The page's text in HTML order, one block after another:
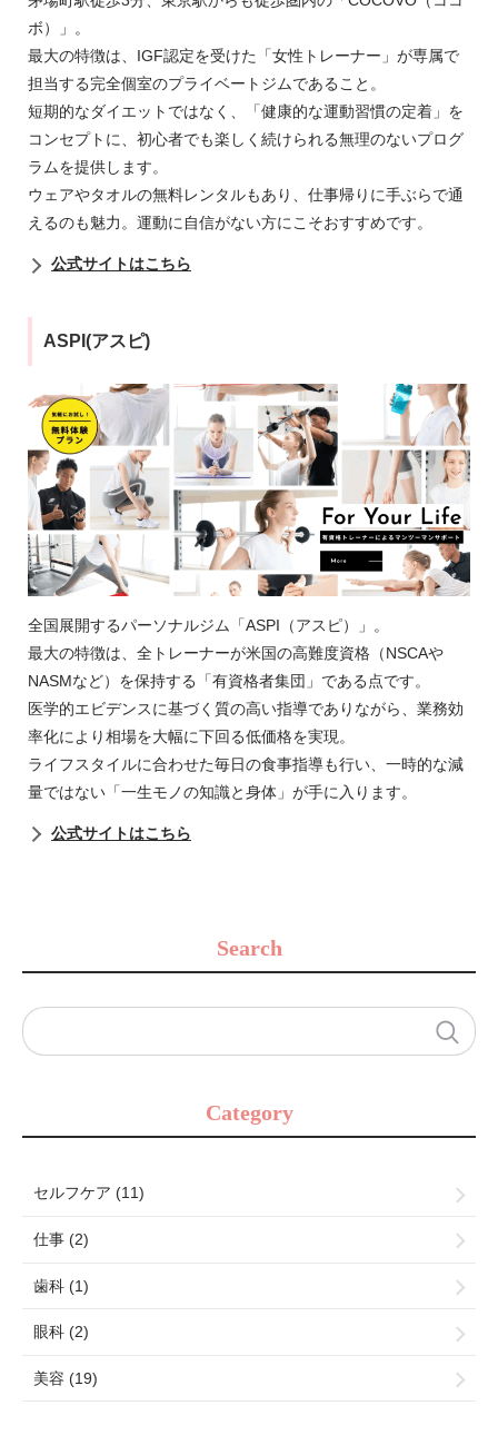
ボ）」。
最大の特徴は、IGF認定を受けた「女性トレーナー」が専属で
担当する完全個室のプライベートジムであること。
短期的なダイエットではなく、「健康的な運動習慣の定着」を
コンセプトに、初心者でも楽しく続けられる無理のないプログ
ラムを提供します。
ウェアやタオルの無料レンタルもあり、仕事帰りに手ぶらで通
えるのも魅力。運動に自信がない方にこそおすすめです。
公式サイトはこちら
ASPI(アスピ)
全国展開するパーソナルジム「ASPI（アスピ）」。
最大の特徴は、全トレーナーが米国の高難度資格（NSCAや
NASMなど）を保持する「有資格者集団」である点です。
医学的エビデンスに基づく質の高い指導でありながら、業務効
率化により相場を大幅に下回る低価格を実現。
ライフスタイルに合わせた毎日の食事指導も行い、一時的な減
量ではない「一生モノの知識と身体」が手に入ります。
公式サイトはこちら
Search
Category
セルフケア (11)
仕事 (2)
歯科 (1)
眼科 (2)
美容 (19)